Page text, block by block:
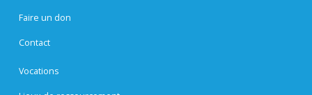
Faire un don
Contact
Vocations